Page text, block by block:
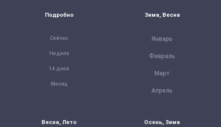
Подробно
Сейчас
Неделя
14 дней
Месяц
Зима, Весна
Январь
Февраль
Март
Апрель
Весна, Лето Осень, Зима